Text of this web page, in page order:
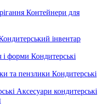
Контейнери для
інвентар
Кондитерські
Кондитерські
Аксесуари кондитерські